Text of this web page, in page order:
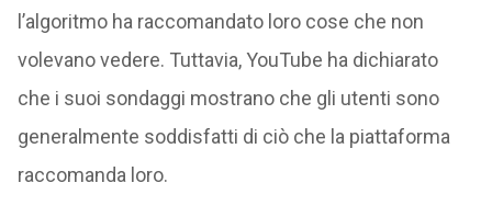
l’algoritmo ha raccomandato loro cose che non
volevano vedere. Tuttavia, YouTube ha dichiarato
che i suoi sondaggi mostrano che gli utenti sono
generalmente soddisfatti di ciò che la piattaforma
raccomanda loro.